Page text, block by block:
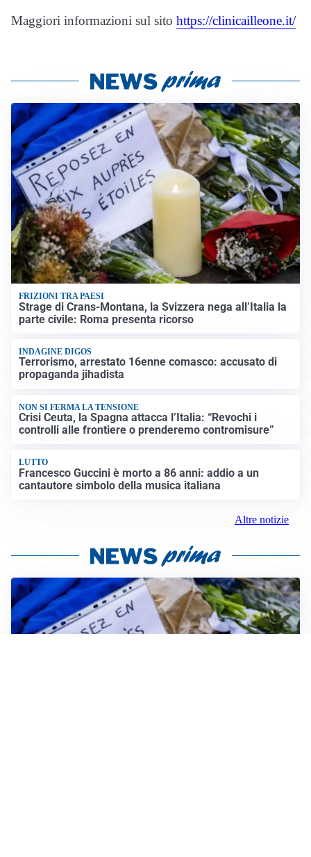
Maggiori informazioni sul sito https://clinicailleone.it/
FRIZIONI TRA PAESI
Strage di Crans-Montana, la Svizzera nega all’Italia la
parte civile: Roma presenta ricorso
INDAGINE DIGOS
Terrorismo, arrestato 16enne comasco: accusato di
propaganda jihadista
NON SI FERMA LA TENSIONE
Crisi Ceuta, la Spagna attacca l’Italia: “Revochi i
controlli alle frontiere o prenderemo contromisure”
LUTTO
Francesco Guccini è morto a 86 anni: addio a un
cantautore simbolo della musica italiana
Altre notizie